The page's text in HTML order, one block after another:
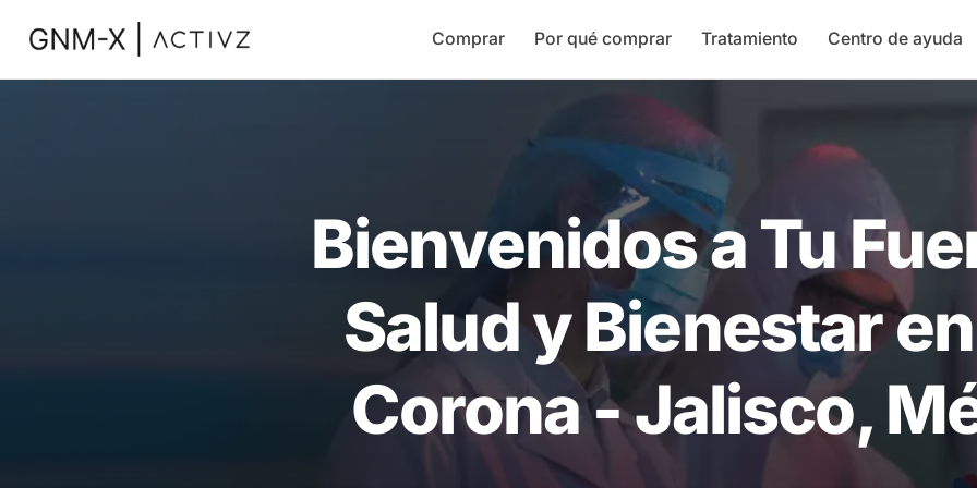
Comprar Por qué comprar Tratamiento Centro de ayuda
Bienvenidos a Tu
Salud y Bienestar
Corona - Jalisco,